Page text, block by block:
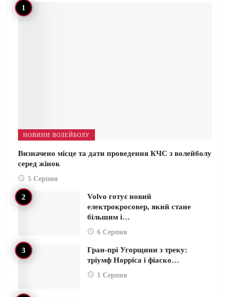
НОВИНИ ВОЛЕЙБОЛУ
Визначено місце та дати проведення КЧС з волейболу
серед жінок
5 Серпня
Volvo готує новий
електрокросовер, який стане
більшим і…
6 Серпня
Гран-прі Угорщини з треку:
тріумф Норріса і фіаско…
1 Серпня